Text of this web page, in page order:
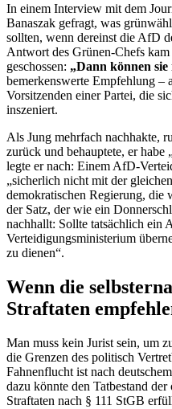
In einem Interview mit dem
Banaszak gefragt, was
sollten, wenn dereinst die AfD
Antwort des Grünen-Chefs
geschossen: „Dann können
bemerkenswerte Empfehlung –
Vorsitzenden einer Partei, die
inszeniert.
Als Jung mehrfach nachhakte,
zurück und behauptete, er habe
legte er nach: Einem AfD-
„sicherlich nicht mit der
demokratischen Regierung, die
der Satz, der wie ein
nachhallt: Sollte tatsächlich ein
Verteidigungsministerium
zu dienen“.
Wenn die
Straftaten
Man muss kein Jurist sein, um
die Grenzen des politisch
Fahnenflucht ist nach
dazu könnte den Tatbestand
Straftaten nach § 111 StGB